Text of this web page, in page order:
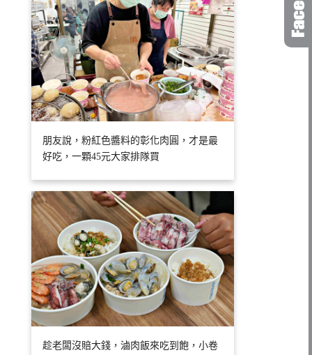
朋友說，粉紅色醬料的彰化肉圓，才是最
好吃，一顆45元大家排隊買
趁老闆沒賠大錢，滷肉飯來吃到飽，小卷